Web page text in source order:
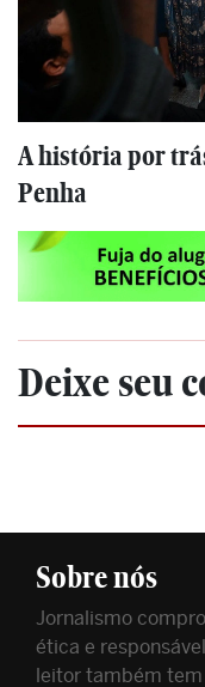
A história por
Penha
Deixe seu
Sobre nós
Jornalismo
ética e
leitor também tem